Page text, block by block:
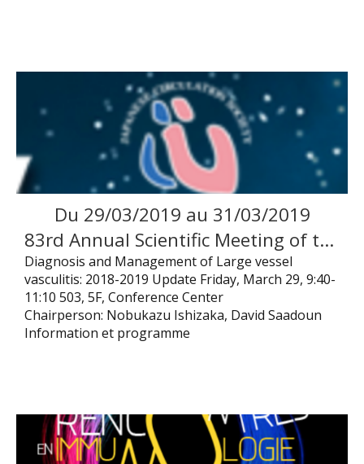
Du 29/03/2019 au 31/03/2019
83rd Annual Scientific Meeting of the Japanese Circulation Society – Symposium 3 Diagnosis and Management of Large vessel vasculitis
Diagnosis and Management of Large vessel
vasculitis: 2018-2019 Update Friday, March 29, 9:40-
11:10 503, 5F, Conference Center
Chairperson: Nobukazu Ishizaka, David Saadoun
Information et programme